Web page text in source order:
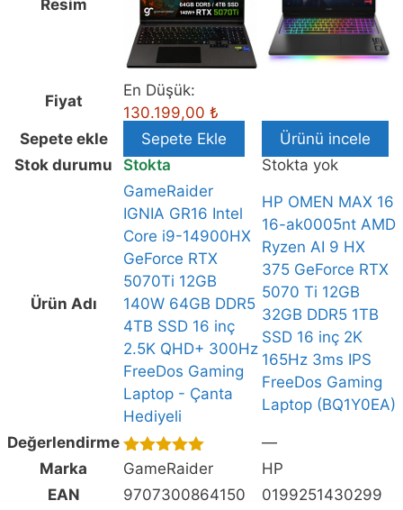
GeForce
5070Ti
12GB
Gaming
Laptop
Resim
Fiyat
En Düşük:
130.199,00 ₺
Sepete ekle
Sepete Ekle
Ürünü incele
Stok durumu
Stokta Stokta yok
Ürün Adı
GameRaider
IGNIA GR16 Intel
Core i9-14900HX
GeForce RTX
5070Ti 12GB
140W 64GB DDR5
4TB SSD 16 inç
2.5K QHD+ 300Hz
FreeDos Gaming
Laptop - Çanta
Hediyeli
HP OMEN MAX 16
16-ak0005nt AMD
Ryzen AI 9 HX
375 GeForce RTX
5070 Ti 12GB
32GB DDR5 1TB
SSD 16 inç 2K
165Hz 3ms IPS
FreeDos Gaming
Laptop (BQ1Y0EA)
Değerlendirme
5.00out of
—
Marka
GameRaider
HP
EAN
9707300864150 0199251430299